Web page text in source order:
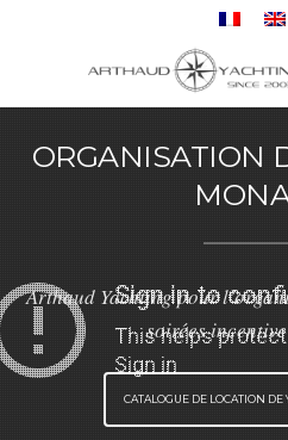
ORGANISATION
Arthaud Yachting pour
soirées
CATALOGUE DE LOCATION DE